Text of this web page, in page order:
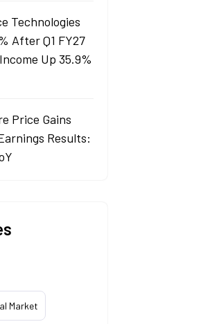
Technologies
After Q1 FY27
Up 35.9%
Price Gains
Results:
Market